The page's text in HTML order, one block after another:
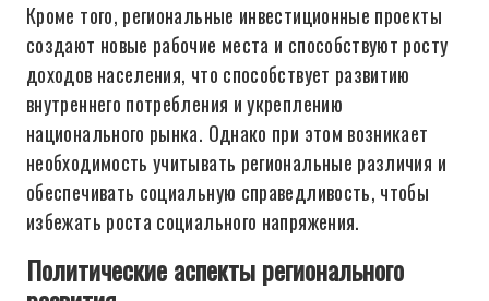
Кроме того, региональные инвестиционные проекты
создают новые рабочие места и способствуют росту
доходов населения, что способствует развитию
внутреннего потребления и укреплению
национального рынка. Однако при этом возникает
необходимость учитывать региональные различия и
обеспечивать социальную справедливость, чтобы
избежать роста социального напряжения.
Политические аспекты регионального